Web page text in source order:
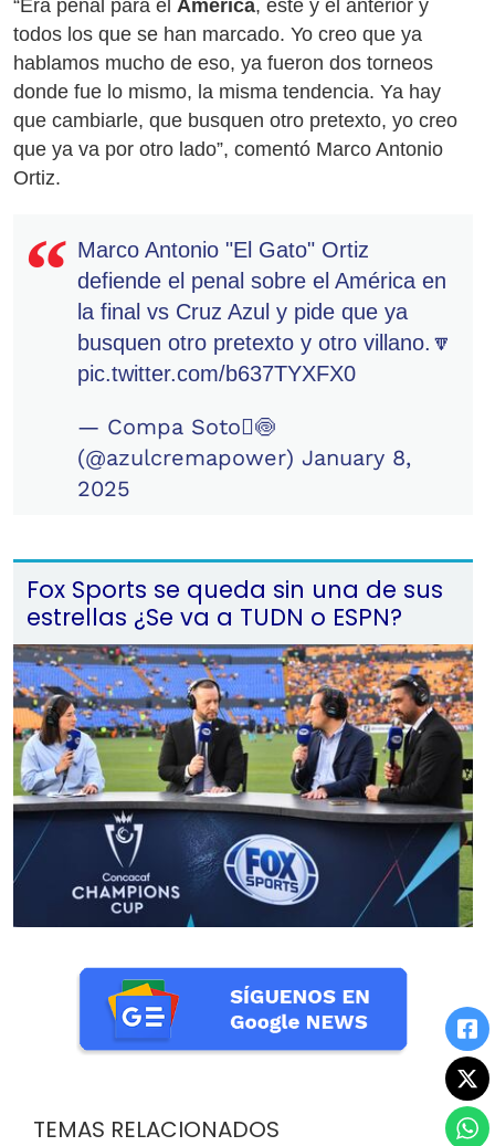
“Era penal para el América, este y el anterior y
todos los que se han marcado. Yo creo que ya
hablamos mucho de eso, ya fueron dos torneos
donde fue lo mismo, la misma tendencia. Ya hay
que cambiarle, que busquen otro pretexto, yo creo
que ya va por otro lado”, comentó Marco Antonio
Ortiz.
Marco Antonio "El Gato" Ortiz
defiende el penal sobre el América en
la final vs Cruz Azul y pide que ya
busquen otro pretexto y otro villano.🔽
pic.twitter.com/b637TYXFX0
— Compa Soto🍥
(@azulcremapower) January 8,
2025
Fox Sports se queda sin una de sus
estrellas ¿Se va a TUDN o ESPN?
TEMAS RELACIONADOS